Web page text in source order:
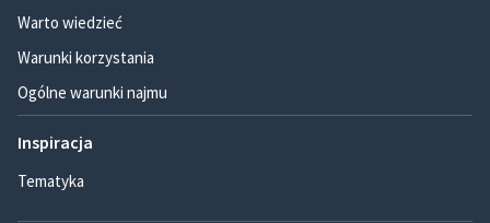
Warto wiedzieć
Warunki korzystania
Ogólne warunki najmu
Inspiracja
Tematyka